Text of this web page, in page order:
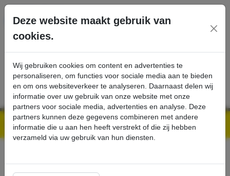
Ga direct naar de hoofdinhoud van deze pagina.
SERVICE PRODUCTEN CONTACT
Kärcher Professional Webshop | Scherpe prijzen & Snel geleverd Acties - Exclusieve Kortingen & Promoties best-buy detail - - Kärcher Professional Webshop
Deze website maakt gebruik van
cookies.
Wij gebruiken cookies om content en advertenties te
personaliseren, om functies voor sociale media aan te bieden
en om ons websiteverkeer te analyseren. Daarnaast delen wij
informatie over uw gebruik van onze website met onze
partners voor sociale media, advertenties en analyse. Deze
partners kunnen deze gegevens combineren met andere
informatie die u aan hen heeft verstrekt of die zij hebben
verzameld via uw gebruik van hun diensten.